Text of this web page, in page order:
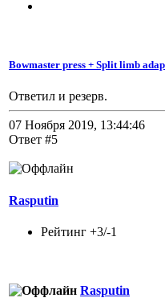
Bowmaster press + Split limb
Ответил и резерв.
07 Ноября 2019, 13:44:46
Ответ #5
Rasputin
Рейтинг +3/-1
Rasputin